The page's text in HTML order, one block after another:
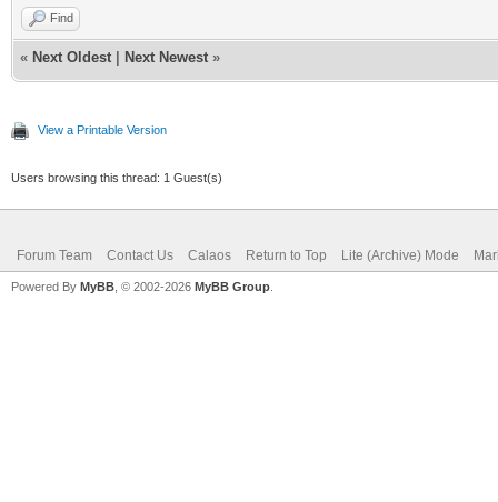
Find
« Next Oldest Next Newest »
View a Printable Version
Users browsing this thread: 1 Guest(s)
Forum Team Contact Us Calaos Return to Top Lite (Archive) Mode
Powered By MyBB , © 2002-2026 MyBB Group